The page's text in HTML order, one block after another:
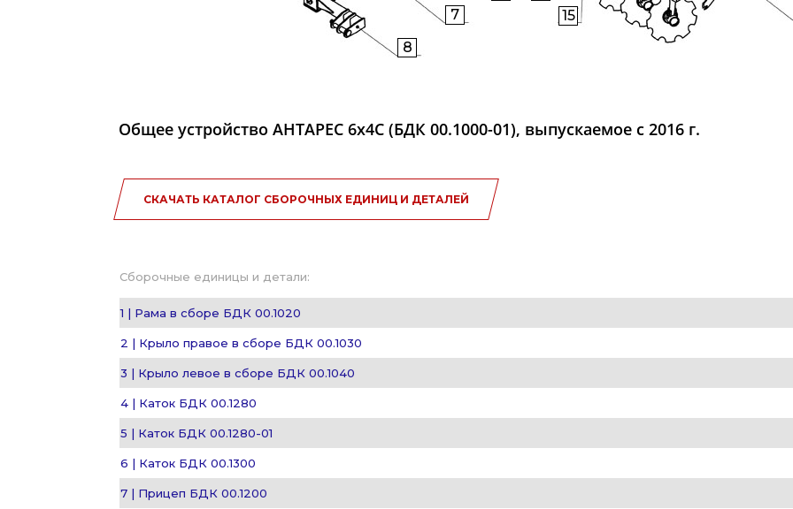
Общее устройство АНТАРЕС 6x4C (БДК 00.1000-01), выпускаемое с 2016 г.
7
8
15
СКАЧАТЬ КАТАЛОГ СБОРОЧНЫХ ЕДИНИЦ И ДЕТАЛЕЙ
Сборочные единицы и детали:
1 | Рама в сборе БДК 00.1020
2 | Крыло правое в сборе БДК 00.1030
3 | Крыло левое в сборе БДК 00.1040
4 | Каток БДК 00.1280
5 | Каток БДК 00.1280-01
6 | Каток БДК 00.1300
7 | Прицеп БДК 00.1200